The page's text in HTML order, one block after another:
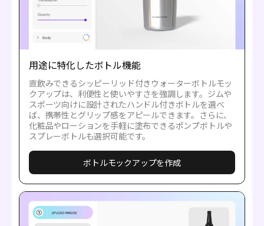
用途に特化したボトル機能
直飲みできるシッピーリッド付きウォーターボトルモッ
クアップは、利便性と使いやすさを強調します。ジムや
スポーツ向けに設計されたハンドル付きボトルを選べ
ば、携帯性とグリップ感をアピールできます。さらに、
化粧品やローションを手軽に塗布できるポンプボトルや
スプレーボトルも選択可能です。
ボトルモックアップを作成